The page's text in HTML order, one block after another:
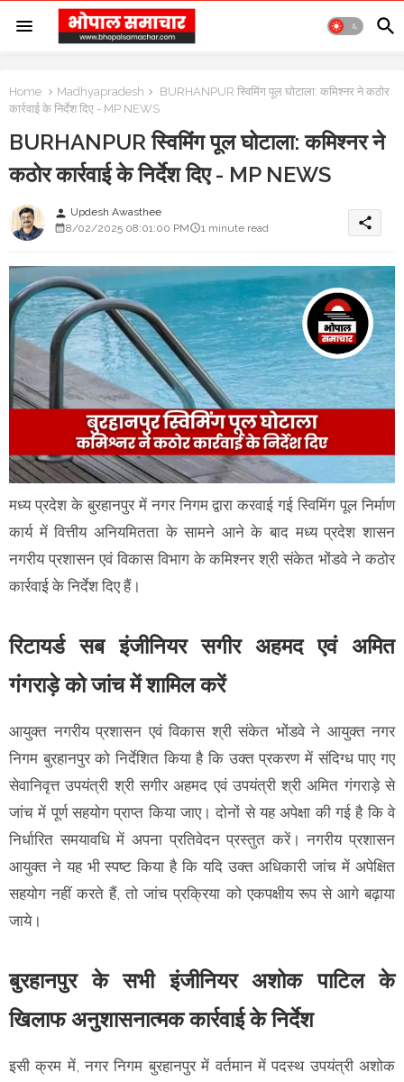
Home Madhyapradesh
BURHANPUR स्विमिंग पूल घोटाला: कमिश्नर ने कठोर
कार्रवाई के निर्देश दिए - MP NEWS
BURHANPUR स्विमिंग पूल घोटाला: कमिश्नर ने
कठोर कार्रवाई के निर्देश दिए - MP NEWS
person Updesh Awasthee
8/02/2025 08:01:00 PM
1 minute read share
मध्य प्रदेश के बुरहानपुर में नगर निगम द्वारा करवाई गई स्विमिंग पूल निर्माण
कार्य में वित्तीय अनियमितता के सामने आने के बाद मध्य प्रदेश शासन
नगरीय प्रशासन एवं विकास विभाग के कमिश्नर श्री संकेत भोंडवे ने कठोर
कार्रवाई के निर्देश दिए हैं।
रिटायर्ड सब इंजीनियर सगीर अहमद एवं अमित
गंगराड़े को जांच में शामिल करें
आयुक्त नगरीय प्रशासन एवं विकास श्री संकेत भोंडवे ने आयुक्त नगर
निगम बुरहानपुर को निर्देशित किया है कि उक्त प्रकरण में संदिग्ध पाए गए
सेवानिवृत्त उपयंत्री श्री सगीर अहमद एवं उपयंत्री श्री अमित गंगराड़े से
जांच में पूर्ण सहयोग प्राप्त किया जाए। दोनों से यह अपेक्षा की गई है कि वे
निर्धारित समयावधि में अपना प्रतिवेदन प्रस्तुत करें। नगरीय प्रशासन
आयुक्त ने यह भी स्पष्ट किया है कि यदि उक्त अधिकारी जांच में अपेक्षित
सहयोग नहीं करते हैं, तो जांच प्रक्रिया को एकपक्षीय रूप से आगे बढ़ाया
जाये।
बुरहानपुर के सभी इंजीनियर अशोक पाटिल के
खिलाफ अनुशासनात्मक कार्रवाई के निर्देश
इसी क्रम में, नगर निगम बुरहानपुर में वर्तमान में पदस्थ उपयंत्री अशोक